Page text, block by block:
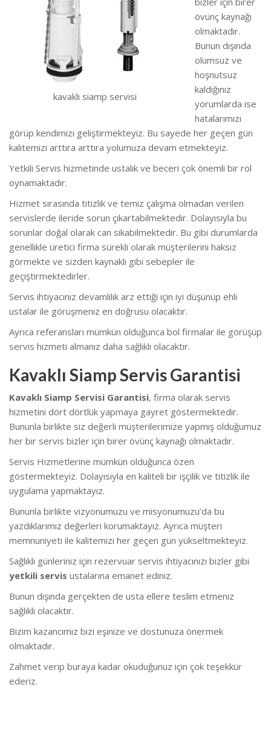
kavaklı siamp servisi
övünç kaynağı
olmaktadır.
Bunun dışında
olumsuz ve
hoşnutsuz
kaldığınız
yorumlarda ise
hatalarımızı
görüp kendimizi geliştirmekteyiz. Bu sayede her geçen gün
kalitemizi arttıra arttıra yolumuza devam etmekteyiz.
Yetkili Servis hizmetinde ustalık ve beceri çok önemli bir rol
oynamaktadır.
Hizmet sırasında titizlik ve temiz çalışma olmadan verilen
servislerde ileride sorun çıkartabilmektedir. Dolayısıyla bu
sorunlar doğal olarak can sıkabilmektedir. Bu gibi durumlarda
genellikle üretici firma sürekli olarak müşterilerini haksız
görmekte ve sizden kaynaklı gibi sebepler ile
geçiştirmektedirler.
Servis ihtiyacınız devamlılık arz ettiği için iyi düşünüp ehli
ustalar ile görüşmeniz en doğrusu olacaktır.
Ayrıca referansları mümkün olduğunca bol firmalar ile görüşüp
servis hizmeti almanız daha sağlıklı olacaktır.
Kavaklı Siamp Servis Garantisi
Kavaklı Siamp Servisi Garantisi, firma olarak servis
hizmetini dört dörtlük yapmaya gayret göstermektedir.
Bununla birlikte siz değerli müşterilerimize yapmış olduğumuz
her bir servis bizler için birer övünç kaynağı olmaktadır.
Servis Hizmetlerine mümkün olduğunca özen
göstermekteyiz. Dolayısıyla en kaliteli bir işçilik ve titizlik ile
uygulama yapmaktayız.
Bununla birlikte vizyonumuzu ve misyonumuzu’da bu
yazdıklarımız değerleri korumaktayız. Ayrıca müşteri
memnuniyeti ile kalitemizi her geçen gün yükseltmekteyiz.
Sağlıklı günleriniz için rezervuar servis ihtiyacınızı bizler gibi
yetkili servis ustalarına emanet ediniz.
Bunun dışında gerçekten de usta ellere teslim etmeniz
sağlıklı olacaktır.
Bizim kazancımız bizi eşinize ve dostunuza önermek
olmaktadır.
Zahmet verip buraya kadar okuduğunuz için çok teşekkür
ederiz.